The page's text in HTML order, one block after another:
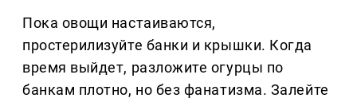
Пока овощи настаиваются,
простерилизуйте банки и крышки. Когда
время выйдет, разложите огурцы по
банкам плотно, но без фанатизма. Залейте